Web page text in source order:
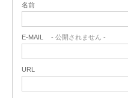
名前
E-MAIL - 公開されません -
URL